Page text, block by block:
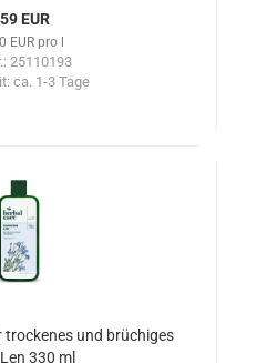
EUR
EUR pro l
25110193
ca. 1-3 Tage
trockenes und brüchiges
330 ml